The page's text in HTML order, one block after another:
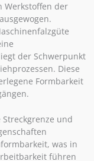
Werkstoffen der
der Schwerpunkt
Diese
Formbarkeit
und
was in
führen